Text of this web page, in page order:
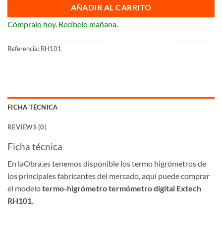
AÑADIR AL CARRITO
Cómpralo hoy. Recíbelo mañana.
Referencia: RH101
FICHA TÉCNICA
REVIEWS (0)
Ficha técnica
En laObra.es tenemos disponible los termo higrómetros de
los principales fabricantes del mercado, aquí puede comprar
el modelotermo-higrómetro termómetro digital Extech
RH101.